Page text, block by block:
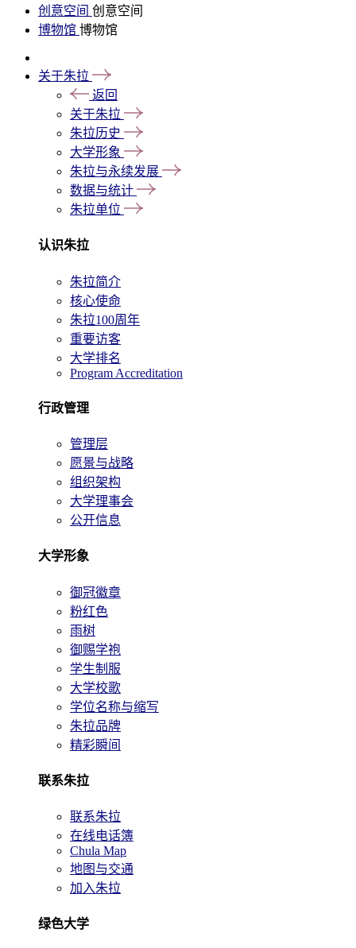
创意空间 创意空间
博物馆 博物馆
关于朱拉
返回
关于朱拉
朱拉历史
大学形象
朱拉与永续发展
数据与统计
朱拉单位
认识朱拉
朱拉简介
核心使命
朱拉100周年
重要访客
大学排名
Program Accreditation
行政管理
管理层
愿景与战略
组织架构
大学理事会
公开信息
大学形象
御冠徽章
粉红色
雨树
御赐学袍
学生制服
大学校歌
学位名称与缩写
朱拉品牌
精彩瞬间
联系朱拉
联系朱拉
在线电话簿
Chula Map
地图与交通
加入朱拉
绿色大学